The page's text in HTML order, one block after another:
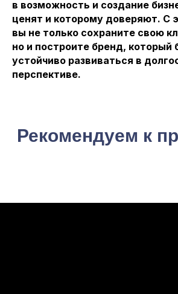
в возможность и создание
ценят и которому доверяют. С
вы не только сохраните свою
но и построите бренд, который
устойчиво развиваться в
перспективе.
Рекомендуем к